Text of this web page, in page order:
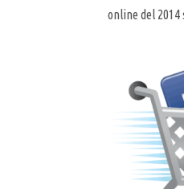
online del 2014